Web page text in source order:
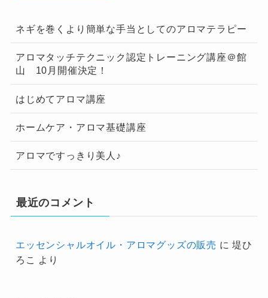
ネギを巻くより簡単な手当としてのアロマテラピー
アロマタッチテクニック認定トレーニング講座＠館
山 10月開催決定！
はじめてアロマ講座
ホームケア・アロマ基礎講座
アロマですっきり美人♪
最近のコメント
エッセンシャルオイル・アロマグッズの販売 に堤ひ
ろこ
より